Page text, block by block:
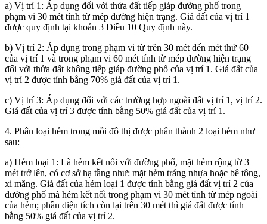
a) Vị trí 1: Áp dụng đối với thửa đất tiếp giáp đường phố trong
phạm vi 30 mét tính từ mép đường hiện trạng. Giá đất của vị trí 1
được quy định tại khoản 3 Điều 10 Quy định này.
b) Vị trí 2: Áp dụng trong phạm vi từ trên 30 mét đến mét thứ 60
của vị trí 1 và trong phạm vi 60 mét tính từ mép đường hiện trạng
đối với thửa đất không tiếp giáp đường phố của vị trí 1. Giá đất của
vị trí 2 được tính bằng 70% giá đất của vị trí 1.
c) Vị trí 3: Áp dụng đối với các trường hợp ngoài đất vị trí 1, vị trí 2.
Giá đất của vị trí 3 được tính bằng 50% giá đất của vị trí 1.
4. Phân loại hẻm trong mỗi đô thị được phân thành 2 loại hẻm như
sau:
a) Hẻm loại 1: Là hẻm kết nối với đường phố, mặt hẻm rộng từ 3
mét trở lên, có cơ sở hạ tầng như: mặt hẻm tráng nhựa hoặc bê tông,
xi măng. Giá đất của hẻm loại 1 được tính bằng giá đất vị trí 2 của
đường phố mà hẻm kết nối trong phạm vi 30 mét tính từ mép ngoài
của hẻm; phần diện tích còn lại trên 30 mét thì giá đất được tính
bằng 50% giá đất của vị trí 2.